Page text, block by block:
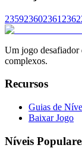
235923602361 2362
Um jogo desafiador
complexos.
Recursos
Guias de
Baixar Jogo
Níveis